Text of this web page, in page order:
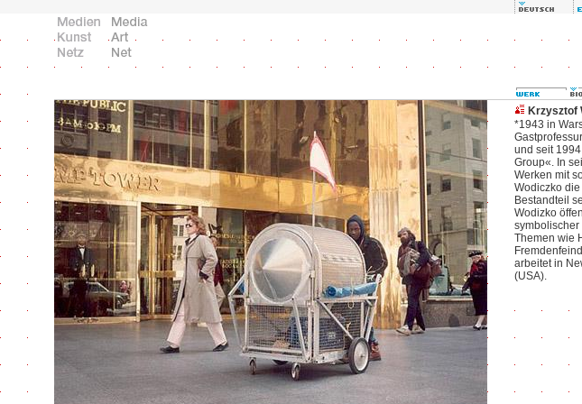
Krzysztof
*1943 in
und seit
Group«. In
Werken mit
Wodiczko
Bestandteil
Wodizko
symbolischer
Themen wie
arbeitet in
(USA).